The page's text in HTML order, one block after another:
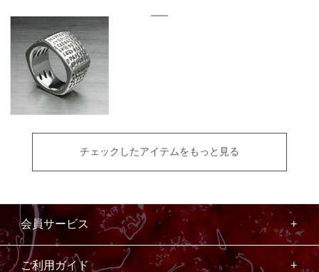
チェックしたアイテムをもっと見る
会員サービス
ご利用ガイド